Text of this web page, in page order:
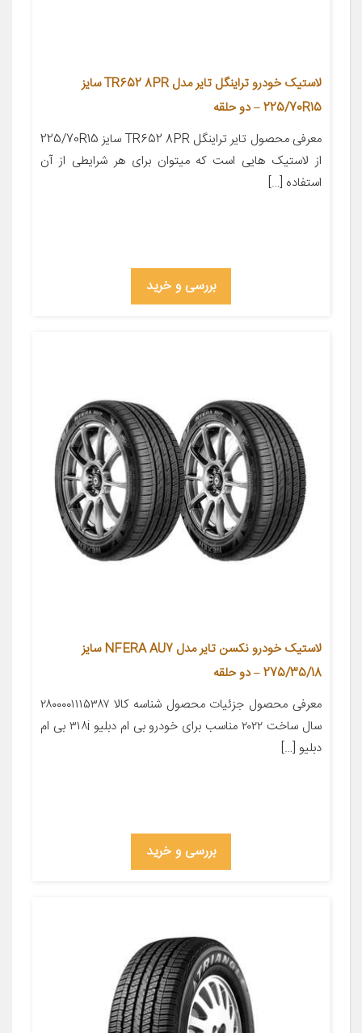
لاستیک خودرو تراینگل تایر مدل TR652 8PR سایز
225/70R15 – دو حلقه
معرفی محصول تایر تراینگل TR652 8PR سایز 225/70R15
از لاستیک هایی است که میتوان برای هر شرایطی از آن
استفاده […]
بررسی و خرید
لاستیک خودرو نکسن تایر مدل NFERA AU7 سایز
275/35/18 – دو حلقه
معرفی محصول جزئیات محصول شناسه کالا ۲۸۰۰۰۰۱۱۱۵۳۸۷
سال ساخت ۲۰۲۲ مناسب برای خودرو بی ام دبلیو ۳۱۸i بی ام
دبلیو […]
بررسی و خرید